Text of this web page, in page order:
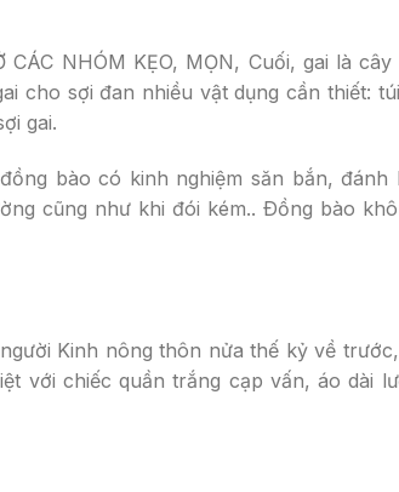
NHÓM KẸO, MỌN, Cuối, gai là
cho sợi đan nhiều vật dụng cần thiết:
gai.
bào có kinh nghiệm săn bắn, đánh
cũng như khi đói kém.. Ðồng bào
Kinh nông thôn nửa thế kỷ về
với chiếc quần trắng cạp vấn, áo dài